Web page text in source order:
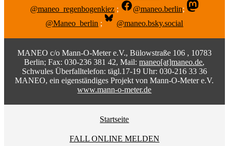
@maneo_regenbogenkiez ; @maneo.berlin;
@Maneo_berlin ; @maneo.bsky.social
MANEO c/o Mann-O-Meter e.V., Bülowstraße 106 , 10783
Berlin; Fax: 030-236 381 42, Mail:maneo[at]maneo.de,
Schwules Überfalltelefon: tägl.17-19 Uhr: 030-216 33 36
MANEO, ein eigenständiges Projekt von Mann-O-Meter e.V.
www.mann-o-meter.de
Startseite
FALL ONLINE MELDEN